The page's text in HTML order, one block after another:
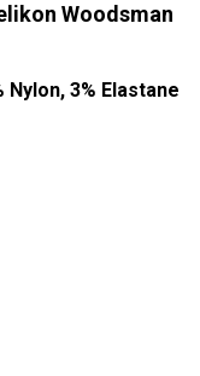
Woodsman
3% Elastane